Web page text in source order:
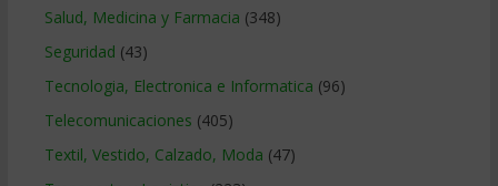
Salud, Medicina y Farmacia (348)
Seguridad (43)
Tecnologia, Electronica e Informatica (96)
Telecomunicaciones (405)
Textil, Vestido, Calzado, Moda (47)